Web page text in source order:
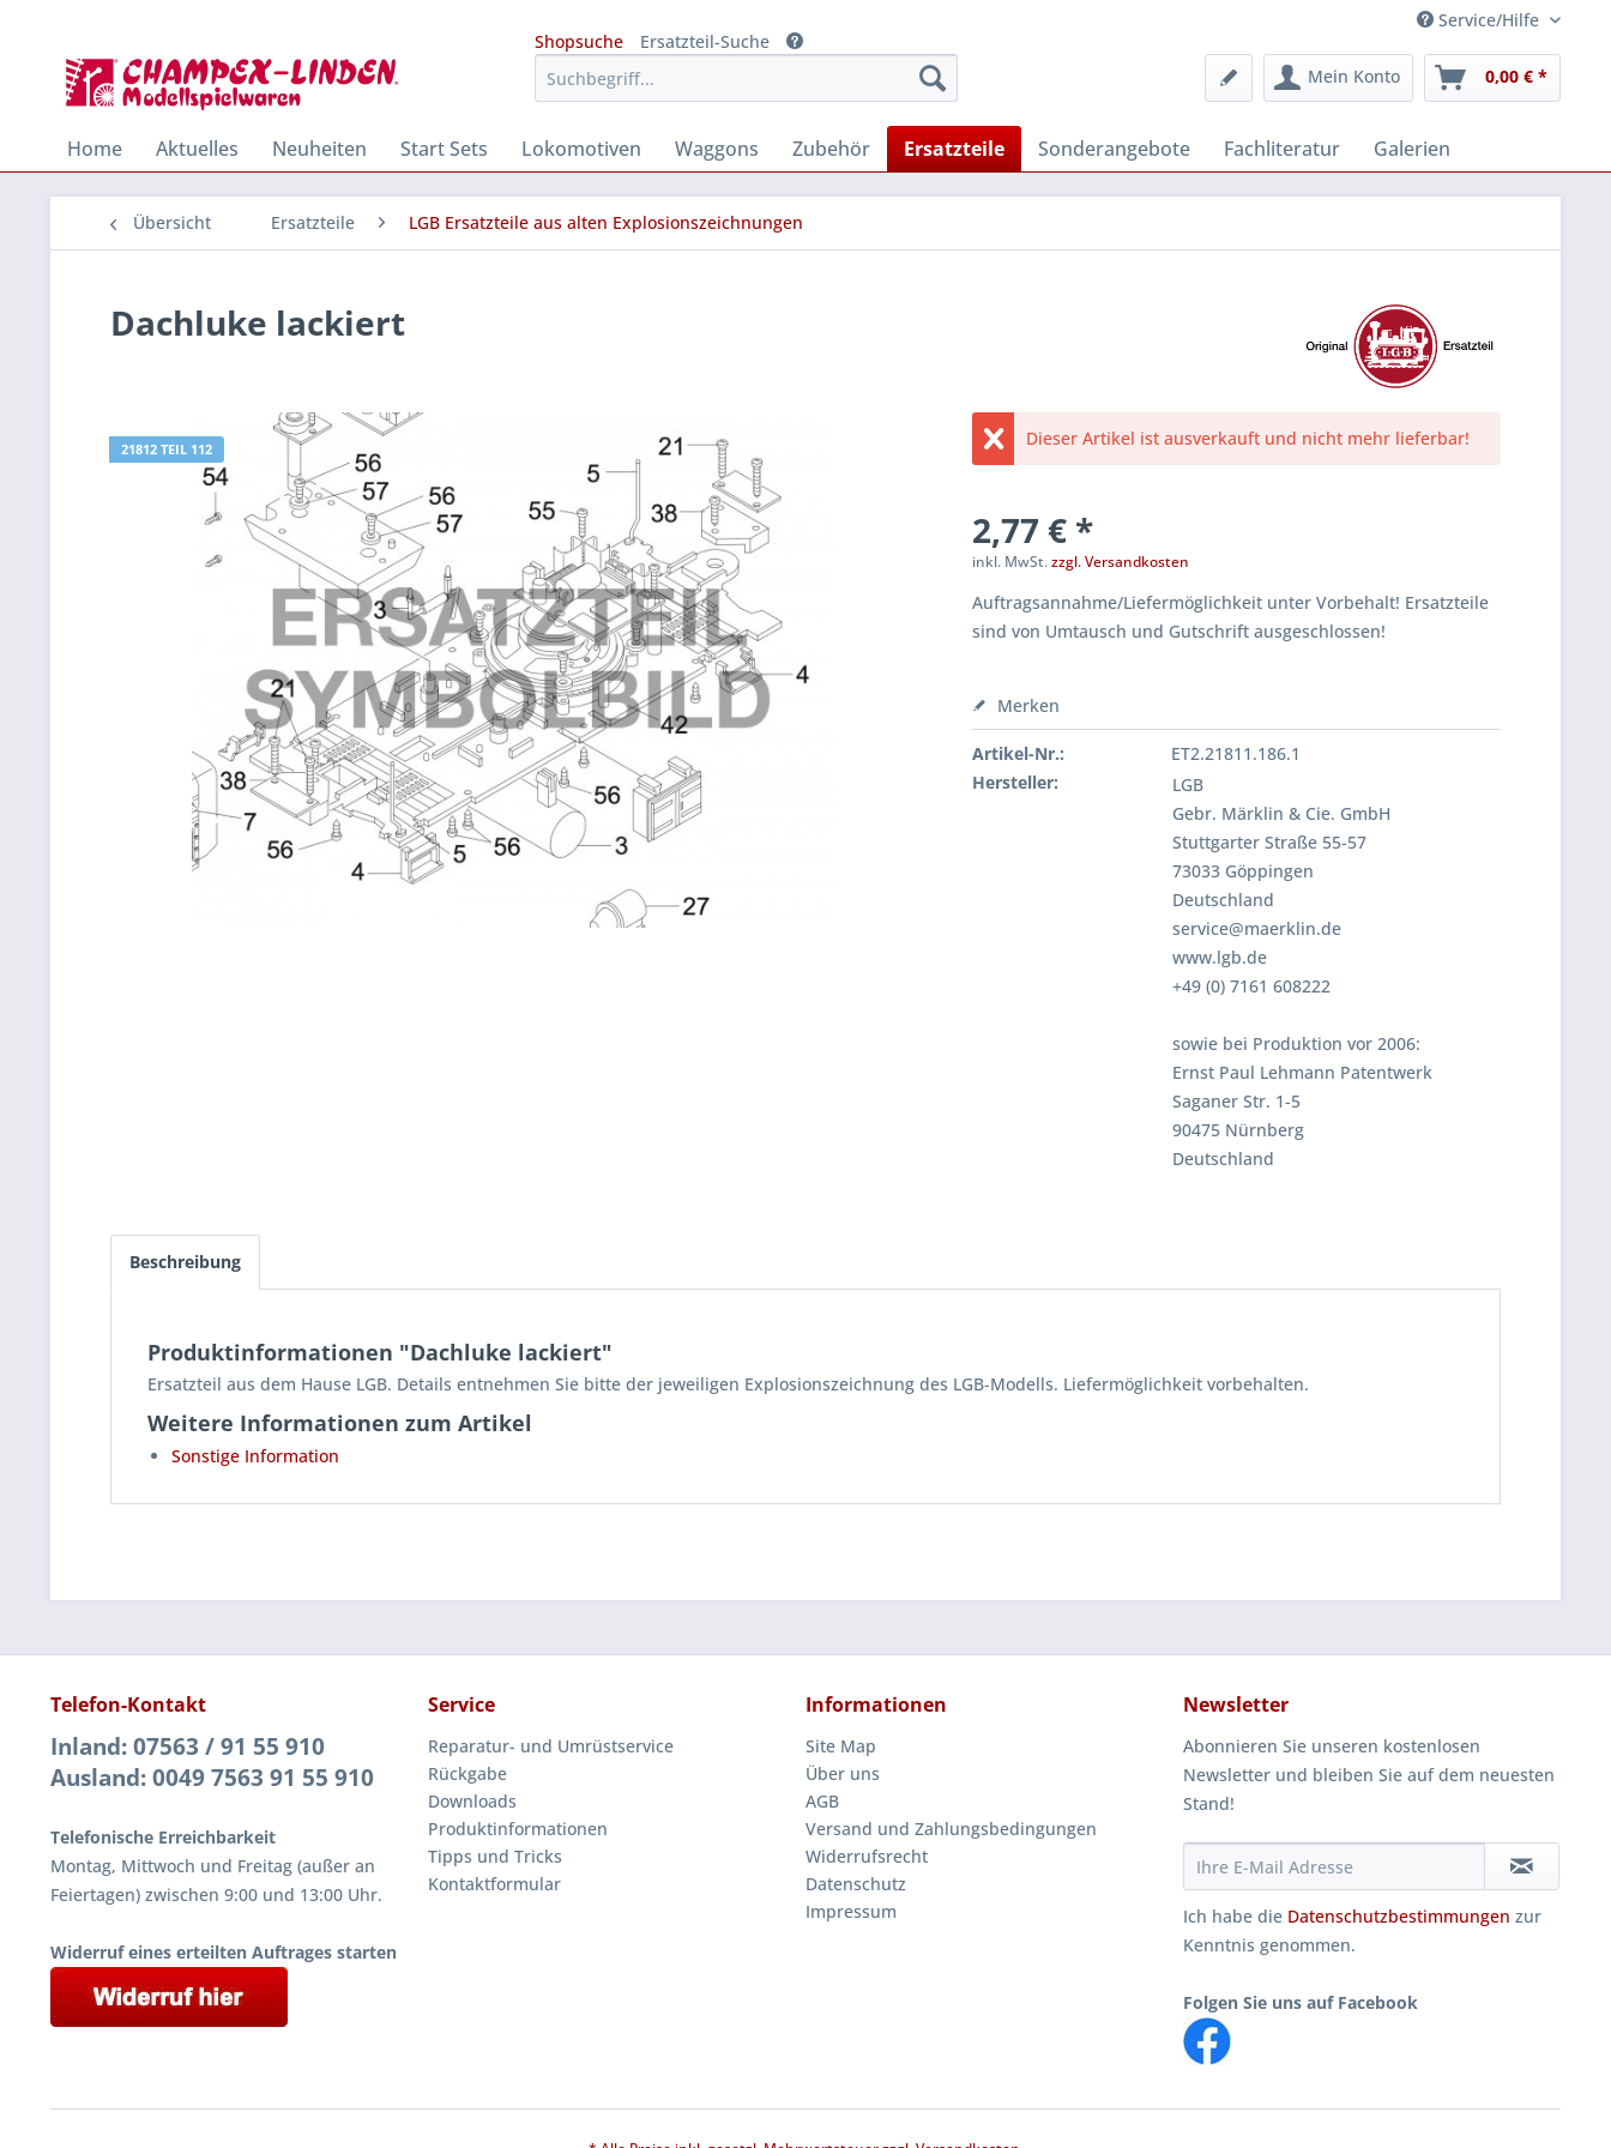
Service/Hilfe
Shopsuche
Ersatzteil-Suche
Mein Konto
0,00 € *
Home Aktuelles Neuheiten Start Sets Lokomotiven Waggons Zubehör Ersatzteile Sonderangebote Fachliteratur Galerien
Übersicht Ersatzteile LGB Ersatzteile aus alten Explosionszeichnungen
Dachluke lackiert
21812 TEIL 112 Dieser Artikel ist ausverkauft und nicht mehr lieferbar!
2,77 € *
inkl. MwSt.zzgl. Versandkosten
Auftragsannahme/Liefermöglichkeit unter Vorbehalt! Ersatzteile
sind von Umtausch und Gutschrift ausgeschlossen!
Merken
Artikel-Nr.:
ET2.21811.186.1
Hersteller:
LGB
Gebr. Märklin & Cie. GmbH
Stuttgarter Straße 55-57
73033 Göppingen
Deutschland
service@maerklin.de
www.lgb.de
+49 (0) 7161 608222
sowie bei Produktion vor 2006:
Ernst Paul Lehmann Patentwerk
Saganer Str. 1-5
90475 Nürnberg
Deutschland
Beschreibung
Produktinformationen "Dachluke lackiert"
Ersatzteil aus dem Hause LGB. Details entnehmen Sie bitte der jeweiligen Explosionszeichnung des LGB-Modells. Liefermöglichkeit vorbehalten.
Weitere Informationen zum Artikel
Sonstige Information
Telefon-Kontakt
Inland: 07563 / 91 55 910
Ausland: 0049 7563 91 55 910
Telefonische Erreichbarkeit
Montag, Mittwoch und Freitag (außer an
Feiertagen) zwischen 9:00 und 13:00 Uhr.
Widerruf eines erteilten Auftrages starten
Service
Reparatur- und Umrüstservice
Rückgabe
Downloads
Produktinformationen
Tipps und Tricks
Kontaktformular
Informationen
Site Map
Über uns
AGB
Versand und Zahlungsbedingungen
Widerrufsrecht
Datenschutz
Impressum
Newsletter
Abonnieren Sie unseren kostenlosen
Newsletter und bleiben Sie auf dem neuesten
Stand!
Ich habe die Datenschutzbestimmungen zur
Kenntnis genommen.
Folgen Sie uns auf Facebook